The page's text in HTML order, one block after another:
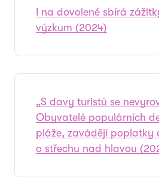
I na dovolené sbírá
výzkum (2024)
„S davy turistů se
Obyvatelé populárních
pláže, zavádějí poplatky
o střechu nad hlavou